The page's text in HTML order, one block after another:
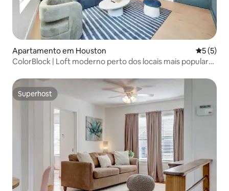
Apartamento em Houston
5 (5)
ColorBlock | Loft moderno perto dos locais mais populares
Superhost
Superhost